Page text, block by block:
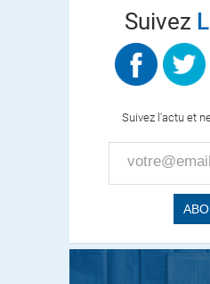
Suivez
Suivez l'actu et